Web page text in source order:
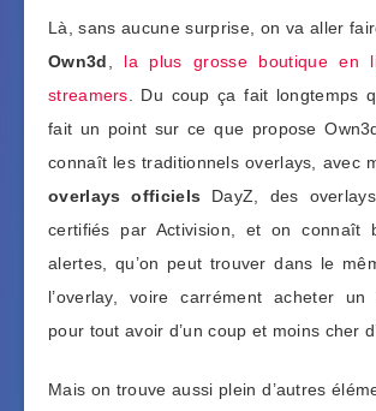
Là, sans aucune surprise, on va aller
Own3d
la plus grosse boutique en
streamers . Du coup ça fait longtemps
fait un point sur ce que propose
connaît les traditionnels overlays, avec
overlays officiels DayZ, des
certifiés par Activision, et on connaît
alertes, qu’on peut trouver dans le
l’overlay, voire carrément acheter un
pour tout avoir d’un coup et moins cher
Mais on trouve aussi plein d’autres